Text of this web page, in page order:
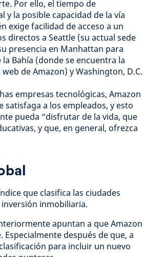
Por ello, el tiempo de
y la posible capacidad de la vía
exige facilidad de acceso a un
directos a Seattle (su actual sede
presencia en Manhattan para
Bahía (donde se encuentra la
de Amazon) y Washington, D.C.
empresas tecnológicas, Amazon
a los empleados, y esto
pueda “disfrutar de la vida, que
y que, en general, ofrezca
que clasifica las ciudades
inmobiliaria.
apuntan a que Amazon
después de que, a
para incluir un nuevo